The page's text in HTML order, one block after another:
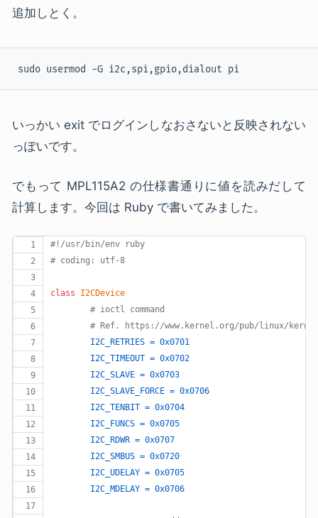
追加しとく。
sudo usermod -G i2c,spi,gpio,dialout pi
いっかい exit でログインしなおさないと反映されない
っぽいです。
でもって MPL115A2 の仕様書通りに値を読みだして
計算します。今回は Ruby で書いてみました。
#!/usr/bin/env ruby
# coding: utf-8
class
I2CDevice
# ioctl command
# Ref. https://www.kernel.org/pub/linux/
I2C_RETRIES = 0x0701
I2C_TIMEOUT = 0x0702
I2C_SLAVE = 0x0703
I2C_SLAVE_FORCE = 0x0706
I2C_TENBIT = 0x0704
I2C_FUNCS = 0x0705
I2C_RDWR = 0x0707
I2C_SMBUS = 0x0720
I2C_UDELAY = 0x0705
I2C_MDELAY = 0x0706